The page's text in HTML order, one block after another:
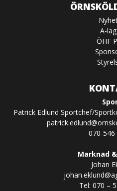
A-
ÖHF
Patrick Edlund Sportchef/
070-546
Marknad
Johan
Tel: 070 –